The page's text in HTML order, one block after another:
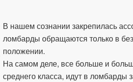
В нашем сознании закрепилась
ломбарды обращаются только в
положении.
На самом деле, все больше и
среднего класса, идут в ломбарды